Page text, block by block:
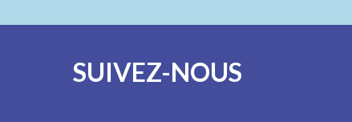
SUIVEZ-NOUS